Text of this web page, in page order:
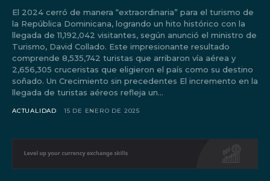
Don't miss
out!
to stay in the loop.
El 2024 cerró de manera “extraordinaria” para el turismo de
la República Dominicana, logrando un hito histórico con la
llegada de 11,192,042 visitantes, según anunció el ministro de
Turismo, David Collado. Este impresionante resultado
comprende 8,535,742 turistas que arribaron vía aérea y
2,656,305 cruceristas que eligieron el país como su destino
soñado. Un Crecimiento sin precedentes El incremento en la
llegada de turistas aéreos refleja un...
ACTUALIDAD 15 DE ENERO DE 2025